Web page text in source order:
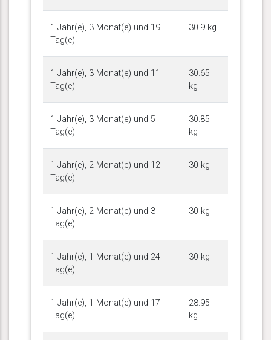
1 Jahr(e), 3 Monat(e) und 19
Tag(e)
30.9 kg
1 Jahr(e), 3 Monat(e) und 11
Tag(e)
30.65
kg
1 Jahr(e), 3 Monat(e) und 5
Tag(e)
30.85
kg
1 Jahr(e), 2 Monat(e) und 12
Tag(e)
30 kg
1 Jahr(e), 2 Monat(e) und 3
Tag(e)
30 kg
1 Jahr(e), 1 Monat(e) und 24
Tag(e)
30 kg
1 Jahr(e), 1 Monat(e) und 17
Tag(e)
28.95
kg